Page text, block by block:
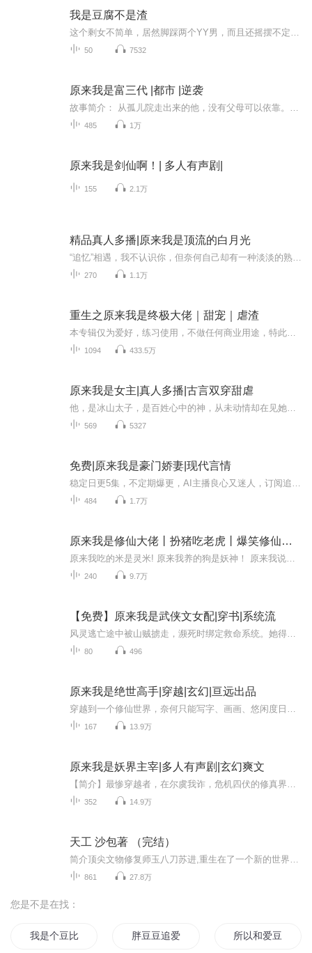
我是豆腐不是渣
50 7532
原来我是富三代 |都市 |逆袭
485 1万
原来我是剑仙啊！| 多人有声剧|
155 2.1万
精品真人多播|原来我是顶流的白月光
270 1.1万
重生之原来我是终极大佬｜甜宠｜虐渣
1094 433.5万
原来我是女主|真人多播|古言双穿甜虐
569 5327
免费|原来我是豪门娇妻|现代言情
484 1.7万
原来我是修仙大佬丨扮猪吃老虎丨爆笑修仙爽文
240 9.7万
【免费】原来我是武侠文女配|穿书|系统流
80 496
原来我是绝世高手|穿越|玄幻|亘远出品
167 13.9万
原来我是妖界主宰|多人有声剧|玄幻爽文
352 14.9万
天工 沙包著 （完结）
861 27.8万
您是不是在找：
我是个豆比 胖豆豆追爱记 所以和爱豆恋爱啦